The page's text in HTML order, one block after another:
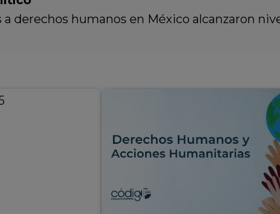
a derechos humanos en México alcanzaron